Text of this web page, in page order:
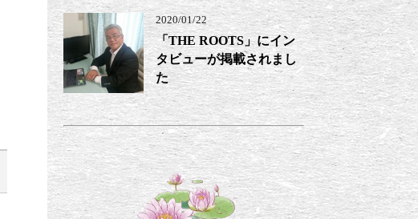
2020/01/22
「THE ROOTS」にイン
タビューが掲載されまし
た